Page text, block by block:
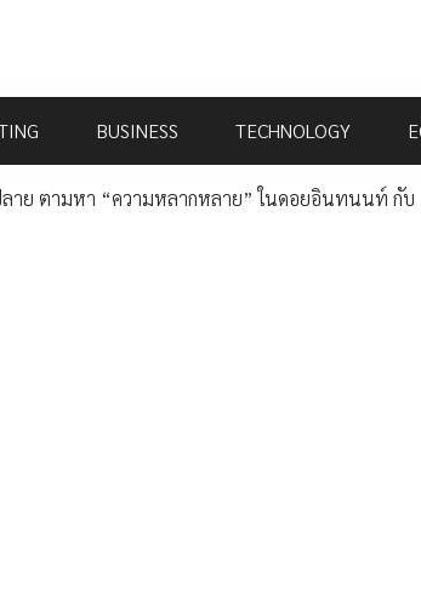
BUSINESS TECHNOLOGY